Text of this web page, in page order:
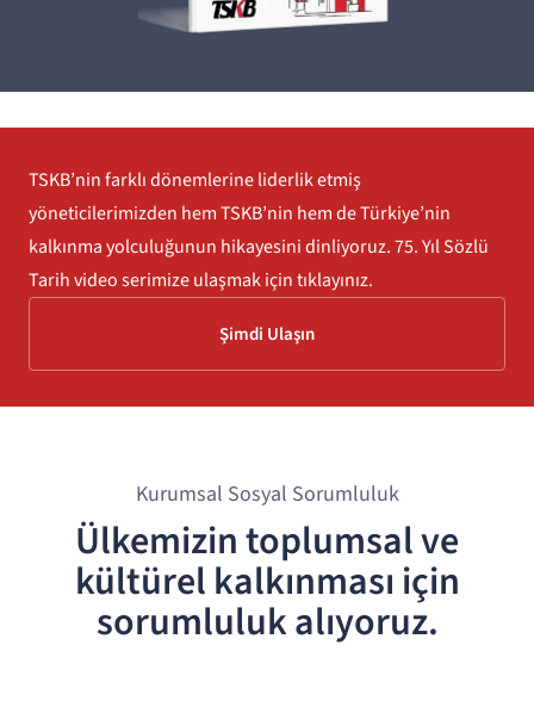
TSKB’nin farklı dönemlerine liderlik etmiş
yöneticilerimizden hem TSKB’nin hem de Türkiye’nin
kalkınma yolculuğunun hikayesini dinliyoruz. 75. Yıl Sözlü
Tarih video serimize ulaşmak için tıklayınız.
Şimdi Ulaşın
Kurumsal Sosyal Sorumluluk
Ülkemizin toplumsal ve
kültürel kalkınması için
sorumluluk alıyoruz.